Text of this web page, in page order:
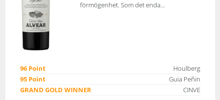
förmögenhet. Som det enda...
96 Point
Houlberg
95 Point
Guia Peñin
GRAND GOLD WINNER
CINVE